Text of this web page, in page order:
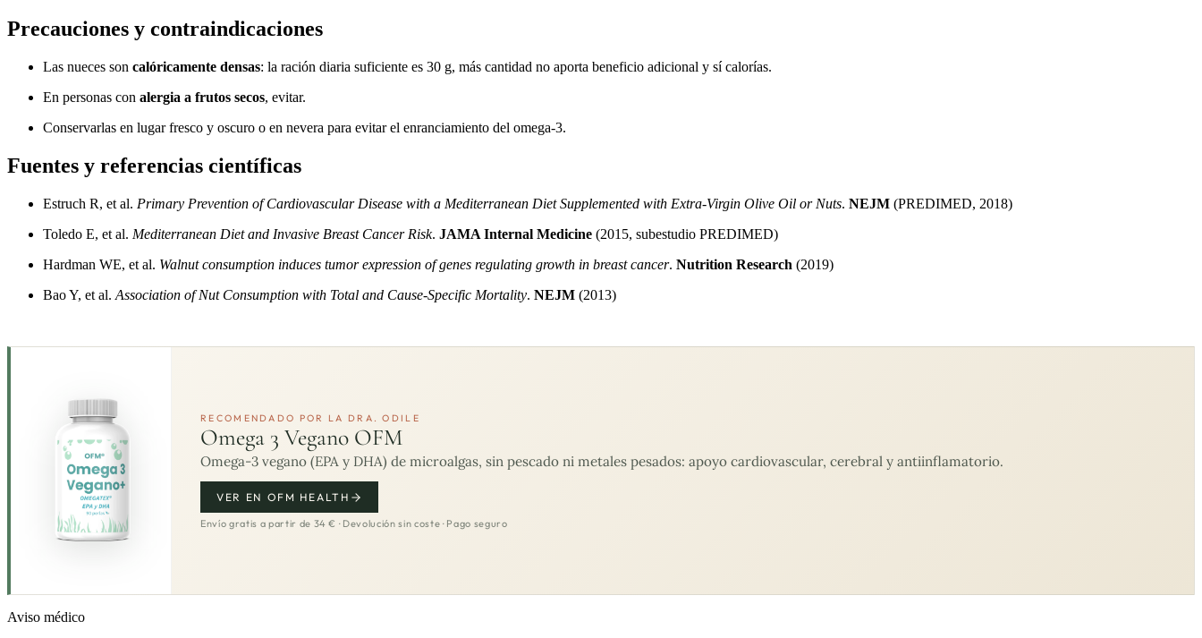
Precauciones y contraindicaciones
Las nueces son calóricamente densas: la ración diaria suficiente es 30 g, más cantidad no aporta beneficio adicional y sí calorías.
En personas con alergia a frutos secos, evitar.
Conservarlas en lugar fresco y oscuro o en nevera para evitar el enranciamiento del omega-3.
Fuentes y referencias científicas
Estruch R, et al. Primary Prevention of Cardiovascular Disease with a Mediterranean Diet Supplemented with Extra-Virgin Olive Oil or Nuts. NEJM (PREDIMED, 2018)
Toledo E, et al. Mediterranean Diet and Invasive Breast Cancer Risk. JAMA Internal Medicine (2015, subestudio PREDIMED)
Hardman WE, et al. Walnut consumption induces tumor expression of genes regulating growth in breast cancer. Nutrition Research (2019)
Bao Y, et al. Association of Nut Consumption with Total and Cause-Specific Mortality. NEJM (2013)
RECOMENDADO POR LA DRA. ODILE
Omega 3 Vegano OFM
Omega-3 vegano (EPA y DHA) de microalgas, sin pescado ni metales pesados: apoyo cardiovascular, cerebral y antiinflamatorio.
VER EN OFM HEALTH
Envío gratis a partir de 34 € · Devolución sin coste · Pago seguro
Aviso médico